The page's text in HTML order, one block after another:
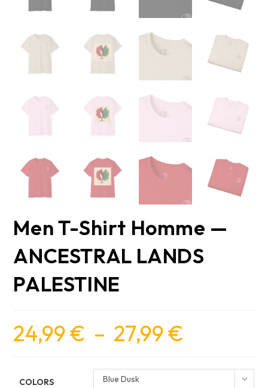
Men T-Shirt Homme —
ANCESTRAL LANDS
PALESTINE
24,99€ – 27,99€
27,99 €
COLORS
Blue Dusk